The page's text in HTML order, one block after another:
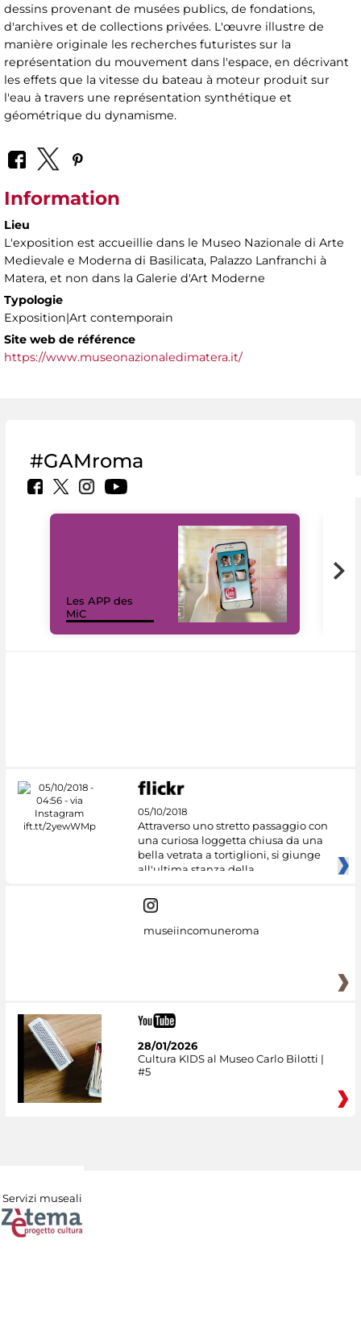
dessins provenant de musées publics, de fondations,
d'archives et de collections privées. L'œuvre illustre de
manière originale les recherches futuristes sur la
représentation du mouvement dans l'espace, en décrivant
les effets que la vitesse du bateau à moteur produit sur
l'eau à travers une représentation synthétique et
géométrique du dynamisme.
Information
Lieu
L'exposition est accueillie dans le Museo Nazionale di Arte
Medievale e Moderna di Basilicata, Palazzo Lanfranchi à
Matera, et non dans la Galerie d'Art Moderne
Typologie
Exposition|Art contemporain
Site web de référence
https://www.museonazionaledimatera.it/
#GAMroma
Les APP des
MiC
05/10/2018
Attraverso uno stretto passaggio con
una curiosa loggetta chiusa da una
bella vetrata a tortiglioni, si giunge
all'ultima stanza della
museiincomuneroma
28/01/2026
Cultura KIDS al Museo Carlo Bilotti |
#5
Servizi museali